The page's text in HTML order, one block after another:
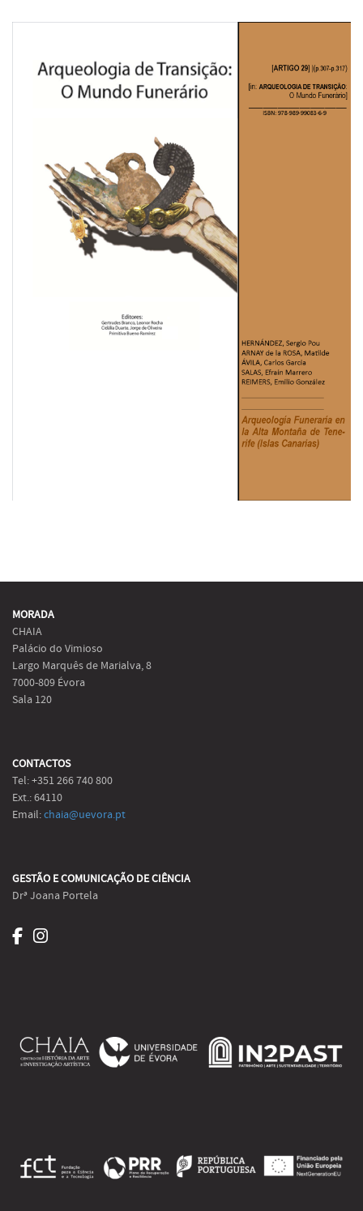
MORADA
CHAIA
Palácio do Vimioso
Largo Marquês de Marialva, 8
7000-809 Évora
Sala 120
CONTACTOS
Tel: +351 266 740 800
Ext.: 64110
Email:chaia@uevora.pt
GESTÃO E COMUNICAÇÃO DE CIÊNCIA
Drª Joana Portela